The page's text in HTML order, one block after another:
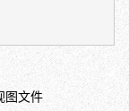
图文件